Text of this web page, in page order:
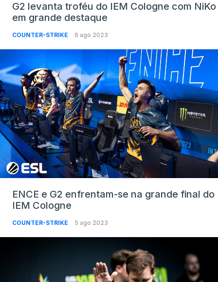
G2 levanta troféu do IEM Cologne com NiKo
em grande destaque
COUNTER-STRIKE 6 ago 2023
ENCE e G2 enfrentam-se na grande final do
IEM Cologne
COUNTER-STRIKE 5 ago 2023